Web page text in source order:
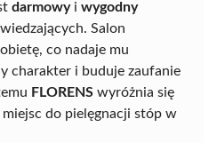
darmowyi wygodny
Salon
co nadaje mu
charakter i buduje zaufanie
FLORENS wyróżnia się
do pielęgnacji stóp w